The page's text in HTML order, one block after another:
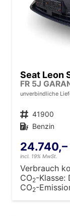
Seat Leon
unverbindliche
Fahrzeugnr. 41900
Kraftstoff Benzin
24.740,–
incl. 19% MwSt.
Verbrauch
CO2-Klasse:
CO2-